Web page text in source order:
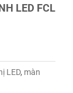
LED FCL
LED, màn